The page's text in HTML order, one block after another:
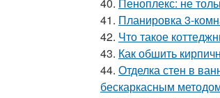
41. Планировка 3-
42. Что такое
43. Как обшить
44. Отделка стен в
бескаркасным